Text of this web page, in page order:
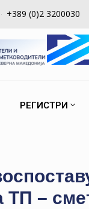
+389 (0)2 3200030
РЕГИСТРИ
ТП –